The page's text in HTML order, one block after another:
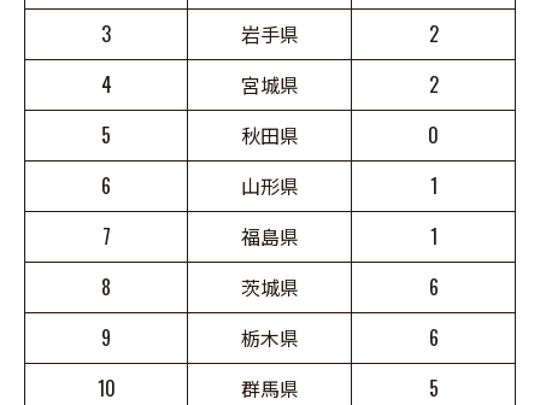
3
岩手県
2
4
宮城県
2
5
秋田県
0
6
山形県
1
7
福島県
1
8
茨城県
6
9
栃木県
6
10
群馬県
5